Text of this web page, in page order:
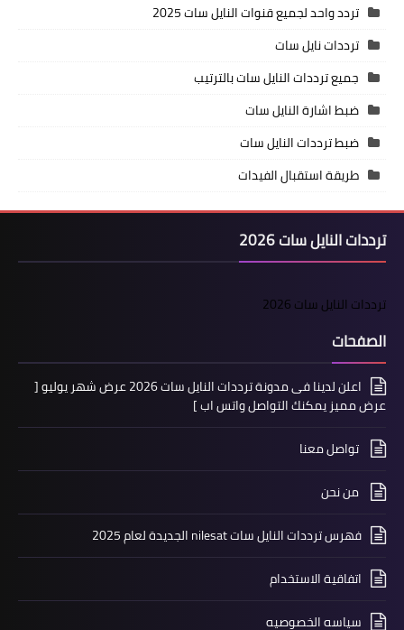
تردد واحد لجميع قنوات النايل سات 2025
ترددات نايل سات
جميع ترددات النايل سات بالترتيب
ضبط اشارة النايل سات
ضبط ترددات النايل سات
طريقة استقبال الفيدات
ترددات النايل سات 2026
ترددات النايل سات 2026
الصفحات
اعلن لدينا فى مدونة ترددات النايل سات 2026 عرض شهر يوليو [
عرض مميز يمكنك التواصل واتس اب ]
تواصل معنا
من نحن
فهرس ترددات النايل سات nilesat الجديدة لعام 2025
اتفاقية الاستخدام
سياسه الخصوصيه